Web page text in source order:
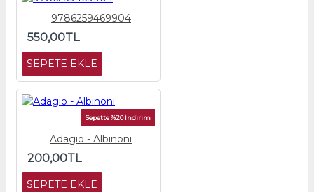
9786259469904
550,00TL
SEPETE EKLE
Sepette %20 İndirim
Adagio - Albinoni
200,00TL
SEPETE EKLE